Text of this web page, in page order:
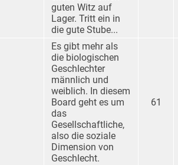
guten Witz auf
Lager. Tritt ein in
die gute Stube...
Es gibt mehr als
die biologischen
Geschlechter
männlich und
weiblich. In diesem
Board geht es um
das
Gesellschaftliche,
also die soziale
Dimension von
Geschlecht.
61